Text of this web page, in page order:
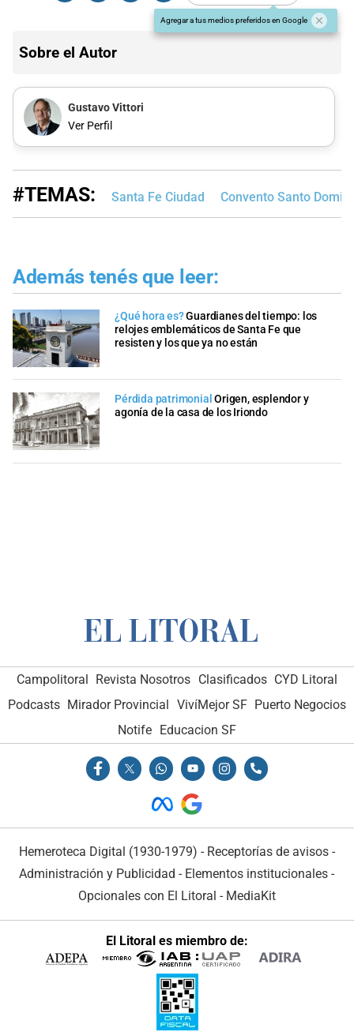
Agregar a tus medios preferidos en Google
Sobre el Autor
Gustavo Vittori
Ver Perfil
#TEMAS: Santa Fe Ciudad Convento Santo
Además tenés que leer:
¿Qué hora es?Guardianes del tiempo: los
relojes emblemáticos de Santa Fe que
resisten y los que ya no están
Pérdida patrimonial Origen, esplendor y
agonía de la casa de los Iriondo
Campolitoral Revista Nosotros Clasificados CYD Litoral
Podcasts Mirador Provincial VivíMejor SF Puerto Negocios
Notife
Educacion SF
Hemeroteca Digital (1930-1979) - Receptorías de avisos -
Administración y Publicidad - Elementos institucionales -
Opcionales con El Litoral - MediaKit
El Litoral es miembro de: